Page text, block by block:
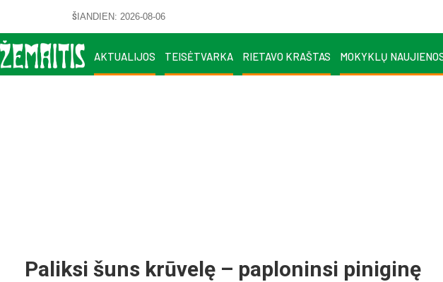
ŠIANDIEN: 2026-08-06
AKTUALIJOS TEISĖTVARKA RIETAVO KRAŠTAS MOKYKLŲ
Pa­lik­si šuns krū­ve­lę – pa­plo­nin­si pi­ni­gi­nę